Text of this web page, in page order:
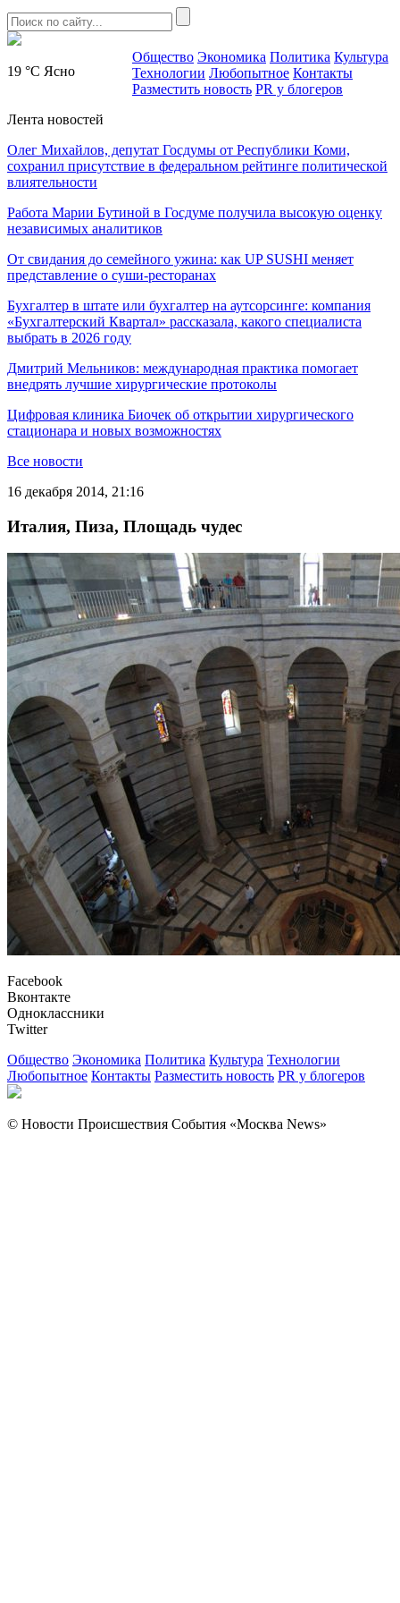
19 °C Ясно
Общество Экономика Политика Культура
Технологии Любопытное Контакты
Разместить новость PR у блогеров
Лента новостей
Олег Михайлов, депутат Госдумы от Республики Коми,
сохранил присутствие в федеральном рейтинге политической
влиятельности
Работа Марии Бутиной в Госдуме получила высокую оценку
независимых аналитиков
От свидания до семейного ужина: как UP SUSHI меняет
представление о суши-ресторанах
Бухгалтер в штате или бухгалтер на аутсорсинге: компания
«Бухгалтерский Квартал» рассказала, какого специалиста
выбрать в 2026 году
Дмитрий Мельников: международная практика помогает
внедрять лучшие хирургические протоколы
Цифровая клиника Биочек об открытии хирургического
стационара и новых возможностях
Все новости
16 декабря 2014, 21:16
Италия, Пиза, Площадь чудес
Facebook
Вконтакте
Одноклассники
Twitter
Общество Экономика Политика Культура Технологии
Любопытное Контакты Разместить новость PR у блогеров
© Новости Происшествия События «Москва News»